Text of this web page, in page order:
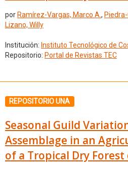
por Ramírez-Vargas, Marco A.,
Lizano, Willy
Institución: Instituto Tecnológico de
Repositorio: Portal de Revistas TEC
REPOSITORIO UNA
Seasonal Guild
Assemblage in an
of a Tropical Dry Forest